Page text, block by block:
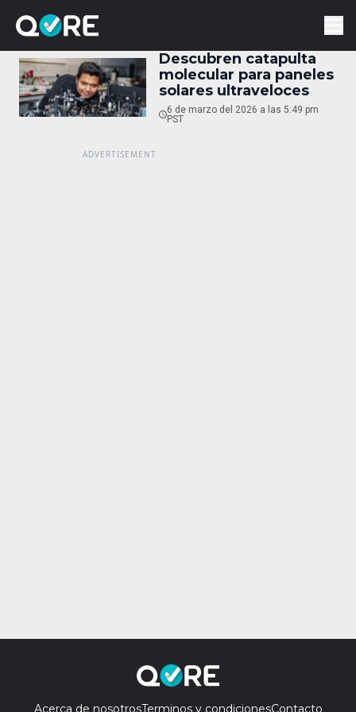
Descubren catapulta
molecular para paneles
solares ultraveloces
6 de marzo del 2026 a las 5:49 pm
PST
Acerca de nosotrosTerminos y condicionesContacto